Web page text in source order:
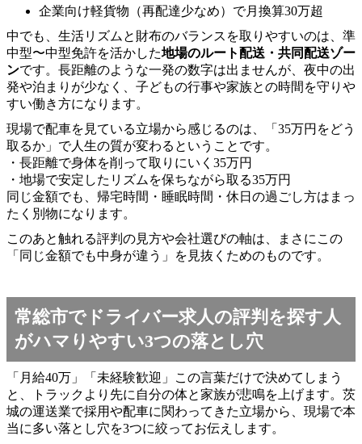
企業向け軽貨物（再配達少なめ）で月換算30万超
中でも、生活リズムと財布のバランスを取りやすいのは、準
中型〜中型免許を活かした地場のルート配送・共同配送ゾー
ンです。長距離のような一発の数字は出ませんが、夜中の出
発や泊まりが少なく、子どもの行事や家族との時間を守りや
すい働き方になります。
現場で配車を見ている立場から感じるのは、「35万円をどう
取るか」で人生の質が変わるということです。
・長距離で身体を削って取りにいく35万円
・地場で安定したリズムを保ちながら取る35万円
同じ金額でも、帰宅時間・睡眠時間・休日の過ごし方はまっ
たく別物になります。
このあと触れる評判の見方や会社選びの軸は、まさにこの
「同じ金額でも中身が違う」を見抜くためのものです。
常総市でドライバー求人の評判を探す人
がハマりやすい3つの落とし穴
「月給40万」「未経験歓迎」この言葉だけで決めてしまう
と、トラックより先に自分の体と家族が悲鳴を上げます。茨
城の運送業で採用や配車に関わってきた立場から、現場で本
当に多い落とし穴を3つに絞ってお伝えします。